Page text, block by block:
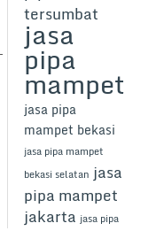
tersumbat
jasa
pipa
mampet
jasa pipa
mampet bekasi
jasa pipa mampet
bekasi selatan jasa
pipa mampet
jakarta jasa pipa